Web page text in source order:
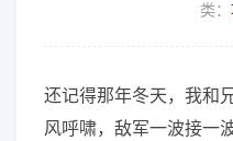
类：
还记得那年冬天，我和
风呼啸，敌军一波接一